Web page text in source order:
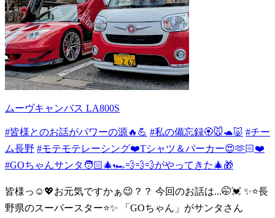
ムーヴキャンバス LA800S
#皆様とのお話がパワーの源🔥💪 #私の備忘録🏵️🐭🐢🐷 #チー
ム長野 #モテモテレーシング❤️Tシャツ＆パーカー😍🫶🏻❤️
#GOちゃんサンタ🧑🏻‍🎄🏎️💨💨💨がやってきた🎄🎁
皆様っ☺️💖お元気ですかぁ😉？？ 今回のお話は...🤭💓 ✨⭐長
野県のスーパースター⭐✨ 「GOちゃん」がサンタさん